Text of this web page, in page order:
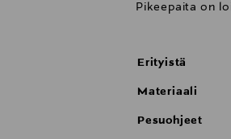
Pikeepaita on
Erityistä
Materiaali
Pesuohjeet